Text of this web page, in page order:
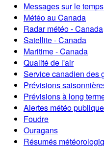
Messages sur le
Météo au Canada
Radar météo - Canada
Satellite - Canada
Maritime - Canada
Qualité de l'air
Service canadien des
Prévisions
Prévisions à long
Alertes météo
Foudre
Ouragans
Résumés